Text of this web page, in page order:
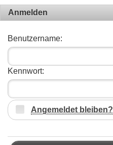
Anmelden
Benutzername:
Kennwort:
Angemeldet bleiben?